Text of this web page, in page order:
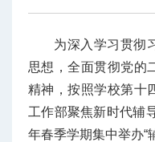
为深入学习贯彻
思想，全面贯彻党的
精神，按照学校第十
工作部聚焦新时代辅
年春季学期集中举办“